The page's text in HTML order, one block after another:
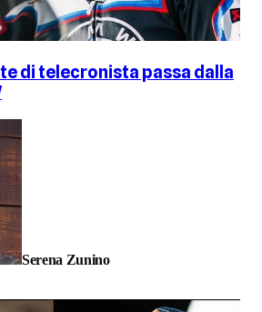
di telecronista passa dalla
Serena Zunino